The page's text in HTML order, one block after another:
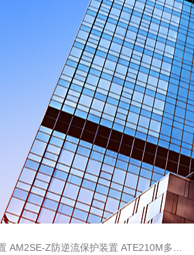
AM2SE-Z防逆流保护装置 ATE210M多回路复合型温度传感器